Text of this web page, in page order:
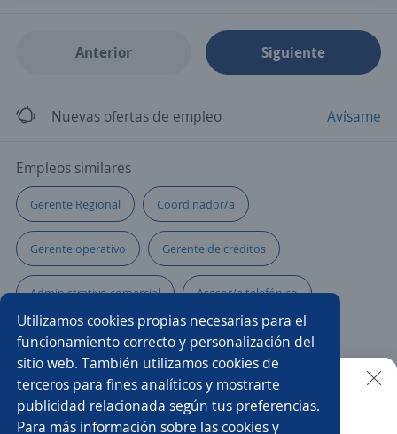
Utilizamos cookies propias necesarias para el
funcionamiento correcto y personalización del
sitio web. También utilizamos cookies de
terceros para fines analíticos y mostrarte
publicidad relacionada según tus preferencias.
Para más información sobre las cookies y
Anterior Siguiente
Nuevas ofertas de empleo Avísame
Empleos similares
Gerente Regional Coordinador/a
Gerente operativo Gerente de créditos
Administrativo comercial Asesor/a telefónico
Jefe de piso Sub gerente de ventas
Subgerente restaurante
EJECUTIVO DE ATENCIÓN A CLIENTES Agente de ventas
Buscar es más fácil en la app